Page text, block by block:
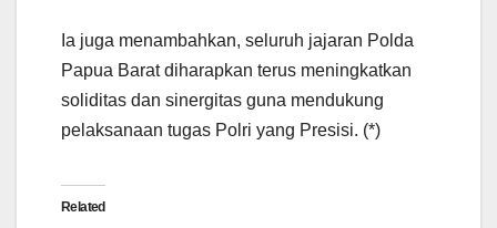
Ia juga menambahkan, seluruh jajaran Polda
Papua Barat diharapkan terus meningkatkan
soliditas dan sinergitas guna mendukung
pelaksanaan tugas Polri yang Presisi. (*)
Related